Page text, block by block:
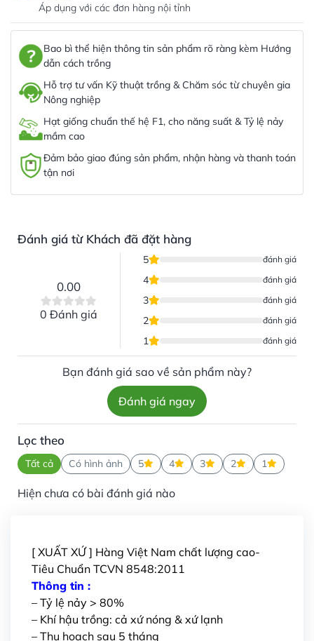
Áp dụng với các đơn hàng nội tỉnh
Bao bì thể hiện thông tin sản phẩm rõ ràng kèm Hướng
dẫn cách trồng
Hỗ trợ tư vấn Kỹ thuật trồng & Chăm sóc từ chuyên gia
Nông nghiệp
Hạt giống chuẩn thế hệ F1, cho năng suất & Tỷ lệ nảy
mầm cao
Đảm bảo giao đúng sản phẩm, nhận hàng và thanh toán
tận nơi
Đánh giá từ Khách đã đặt hàng
0.00
0 Đánh giá
5 đánh giá
4 đánh giá
3 đánh giá
2 đánh giá
1 đánh giá
Bạn đánh giá sao về sản phẩm này?
Đánh giá ngay
Lọc theo
Tất cả Có hình ảnh 5 4 3 2 1
Hiện chưa có bài đánh giá nào
[ XUẤT XỨ ] Hàng Việt Nam chất lượng cao-
Tiêu Chuẩn TCVN 8548:2011
Thông tin :
– Tỷ lệ nảy > 80%
– Khí hậu trồng: cả xứ nóng & xứ lạnh
– Thu hoạch sau 5 tháng